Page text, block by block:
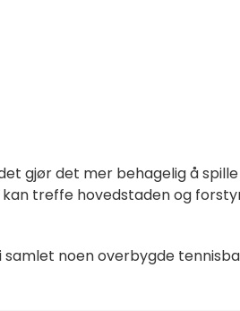
gjør det mer behagelig å spille
treffe hovedstaden og
samlet noen overbygde